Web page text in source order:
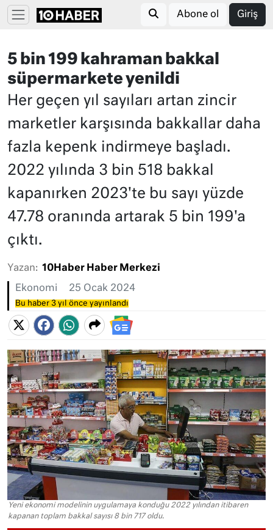
Abone ol Giriş
5 bin 199 kahraman bakkal
süpermarkete yenildi
Her geçen yıl sayıları artan zincir
marketler karşısında bakkallar daha
fazla kepenk indirmeye başladı.
2022 yılında 3 bin 518 bakkal
kapanırken 2023'te bu sayı yüzde
47.78 oranında artarak 5 bin 199'a
çıktı.
Yazan: 10Haber Haber Merkezi
Ekonomi 25 Ocak 2024
Bu haber 3 yıl önce yayınlandı
Yeni ekonomi modelinin uygulamaya konduğu 2022 yılından itibaren
kapanan toplam bakkal sayısı 8 bin 717 oldu.